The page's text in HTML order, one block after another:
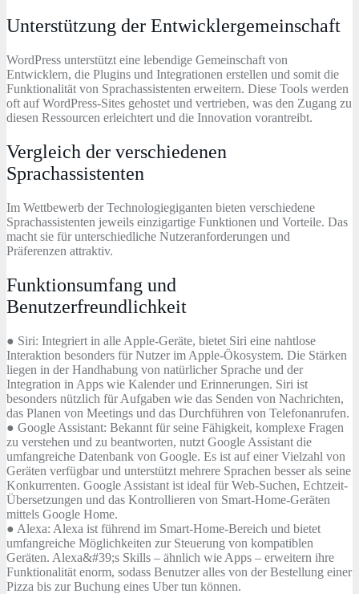
Unterstützung der Entwicklergemeinschaft
WordPress unterstützt eine lebendige Gemeinschaft von
Entwicklern, die Plugins und Integrationen erstellen und somit die
Funktionalität von Sprachassistenten erweitern. Diese Tools werden
oft auf WordPress-Sites gehostet und vertrieben, was den Zugang zu
diesen Ressourcen erleichtert und die Innovation vorantreibt.
Vergleich der verschiedenen
Sprachassistenten
Im Wettbewerb der Technologiegiganten bieten verschiedene
Sprachassistenten jeweils einzigartige Funktionen und Vorteile. Das
macht sie für unterschiedliche Nutzeranforderungen und
Präferenzen attraktiv.
Funktionsumfang und
Benutzerfreundlichkeit
● Siri: Integriert in alle Apple-Geräte, bietet Siri eine nahtlose
Interaktion besonders für Nutzer im Apple-Ökosystem. Die Stärken
liegen in der Handhabung von natürlicher Sprache und der
Integration in Apps wie Kalender und Erinnerungen. Siri ist
besonders nützlich für Aufgaben wie das Senden von Nachrichten,
das Planen von Meetings und das Durchführen von Telefonanrufen.
● Google Assistant: Bekannt für seine Fähigkeit, komplexe Fragen
zu verstehen und zu beantworten, nutzt Google Assistant die
umfangreiche Datenbank von Google. Es ist auf einer Vielzahl von
Geräten verfügbar und unterstützt mehrere Sprachen besser als seine
Konkurrenten. Google Assistant ist ideal für Web-Suchen, Echtzeit-
Übersetzungen und das Kontrollieren von Smart-Home-Geräten
mittels Google Home.
● Alexa: Alexa ist führend im Smart-Home-Bereich und bietet
umfangreiche Möglichkeiten zur Steuerung von kompatiblen
Geräten. Alexa&#39;s Skills – ähnlich wie Apps – erweitern ihre
Funktionalität enorm, sodass Benutzer alles von der Bestellung einer
Pizza bis zur Buchung eines Uber tun können.